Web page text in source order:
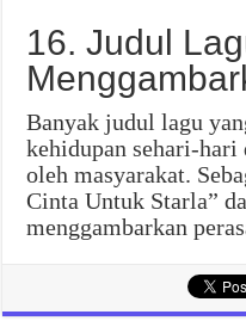
16. Judul
Banyak judul lagu
kehidupan sehari-hari
oleh masyarakat.
Cinta Untuk Starla”
menggambarkan